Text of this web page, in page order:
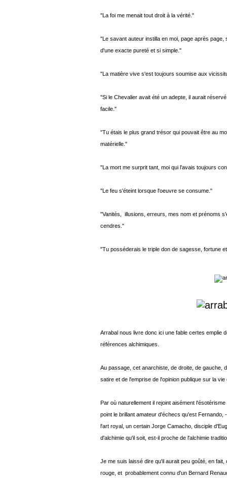
"La foi me menait tout droit à la vérité."
"Le savant auteur instilla en moi, page après
d'une exacte pureté et si simple."
"La matière vive s'est toujours soumise aux
"Si le Chevalier avait été un adepte, il aurait
facile."
"Tu étais le plus grand trésor qui pouvait être au
matérielle."
"La mort me surprit tant, moi qui l'avais toujours
"Le feu s'éteint lorsque l'oeuvre se consume."
"Vanités, illusions, erreurs, mes nom et prénoms
cendres."
"Tu posséderais le triple don de sagesse, fortune
Arrabal nous livre donc ici une fable certes emplie
références alchimiques.
Au passage, cet anarchiste, de droite, de gauche,
satire et de l'emprise de l'opinion publique sur la
Par où naturellement il rejoint aisément
point le brillant amateur d'échecs qu'est
l'art royal, un certain Jorge Camacho, disciple
d'alchimie qu'il soit, est-il proche de l'alchimie
Je me suis laissé dire qu'il aurait peu goûté, en
rouge, et probablement connu d'un Bernard